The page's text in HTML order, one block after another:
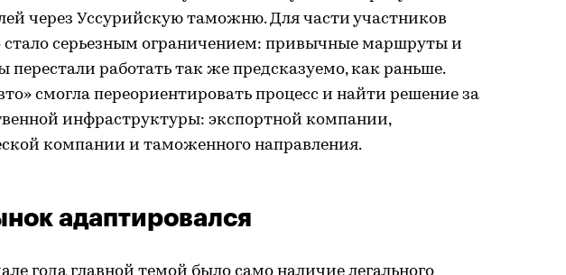
через Уссурийскую таможню. Для части участников
стало серьезным ограничением: привычные маршруты и
перестали работать так же предсказуемо, как раньше.
смогла переориентировать процесс и найти решение за
инфраструктуры: экспортной компании,
компании и таможенного направления.
адаптировался